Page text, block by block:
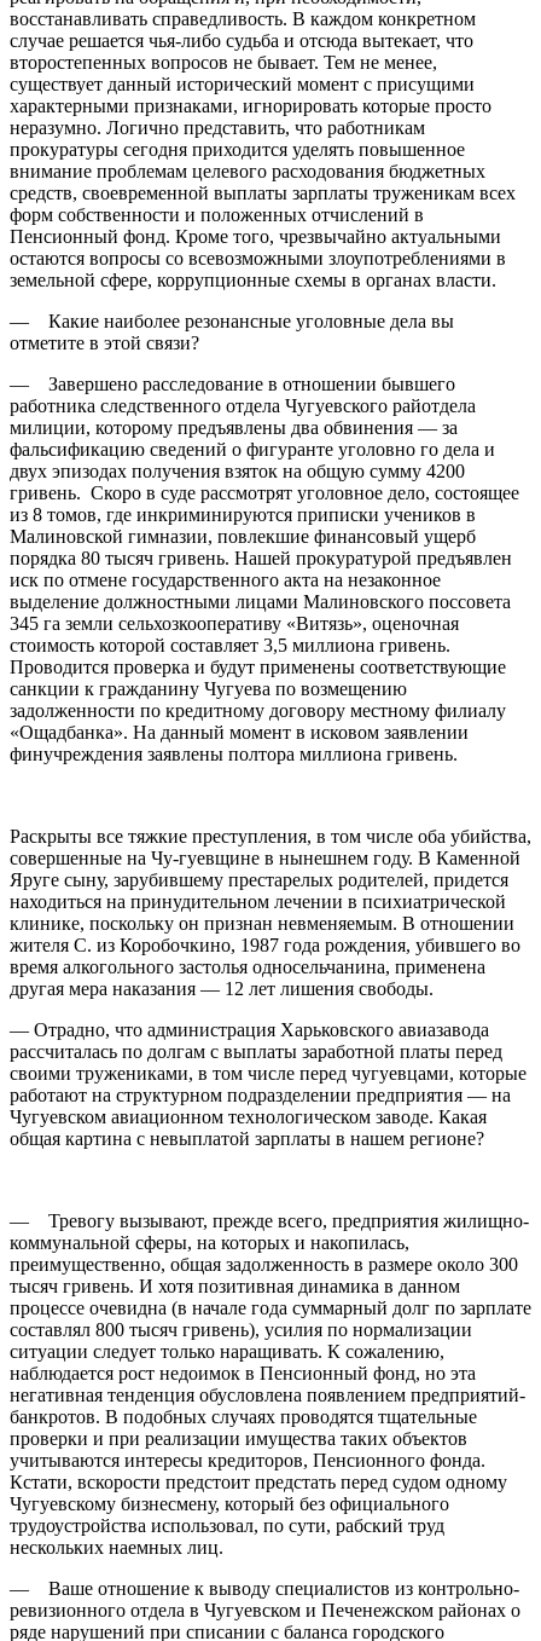
восстанавливать справедливость. В каждом конкретном
случае решается чья-либо судьба и отсюда вытекает, что
второстепенных вопросов не бывает. Тем не менее,
существует данный исторический момент с присущими
характерными признаками, игнорировать которые просто
неразумно. Логично представить, что работникам
прокуратуры сегодня приходится уделять повышенное
внимание проблемам целевого расходования бюджетных
средств, своевременной выплаты зарплаты труженикам всех
форм собственности и положенных отчислений в
Пенсионный фонд. Кроме того, чрезвычайно актуальными
остаются вопросы со всевозможными злоупотреблениями в
земельной сфере, коррупционные схемы в органах власти.
— Какие наиболее резонансные уголовные дела вы
отметите в этой связи?
— Завершено расследование в отношении бывшего
работника следственного отдела Чугуевского райотдела
милиции, которому предъявлены два обвинения — за
фальсификацию сведений о фигуранте уголовно го дела и
двух эпизодах получения взяток на общую сумму 4200
гривень. Скоро в суде рассмотрят уголовное дело, состоящее
из 8 томов, где инкриминируются приписки учеников в
Малиновской гимназии, повлекшие финансовый ущерб
порядка 80 тысяч гривень. Нашей прокуратурой предъявлен
иск по отмене государственного акта на незаконное
выделение должностными лицами Малиновского поссовета
345 га земли сельхозкооперативу «Витязь», оценочная
стоимость которой составляет 3,5 миллиона гривень.
Проводится проверка и будут применены соответствующие
санкции к гражданину Чугуева по возмещению
задолженности по кредитному договору местному филиалу
«Ощадбанка». На данный момент в исковом заявлении
финучреждения заявлены полтора миллиона гривень.
Раскрыты все тяжкие преступления, в том числе оба убийства,
совершенные на Чу-гуевщине в нынешнем году. В Каменной
Яруге сыну, зарубившему престарелых родителей, придется
находиться на принудительном лечении в психиатрической
клинике, поскольку он признан невменяемым. В отношении
жителя С. из Коробочкино, 1987 года рождения, убившего во
время алкогольного застолья односельчанина, применена
другая мера наказания — 12 лет лишения свободы.
— Отрадно, что администрация Харьковского авиазавода
рассчиталась по долгам с выплаты заработной платы перед
своими тружениками, в том числе перед чугуевцами, которые
работают на структурном подразделении предприятия — на
Чугуевском авиационном технологическом заводе. Какая
общая картина с невыплатой зарплаты в нашем регионе?
— Тревогу вызывают, прежде всего, предприятия жилищно-
коммунальной сферы, на которых и накопилась,
преимущественно, общая задолженность в размере около 300
тысяч гривень. И хотя позитивная динамика в данном
процессе очевидна (в начале года суммарный долг по зарплате
составлял 800 тысяч гривень), усилия по нормализации
ситуации следует только наращивать. К сожалению,
наблюдается рост недоимок в Пенсионный фонд, но эта
негативная тенденция обусловлена появлением предприятий-
банкротов. В подобных случаях проводятся тщательные
проверки и при реализации имущества таких объектов
учитываются интересы кредиторов, Пенсионного фонда.
Кстати, вскорости предстоит предстать перед судом одному
Чугуевскому бизнесмену, который без официального
трудоустройства использовал, по сути, рабский труд
нескольких наемных лиц.
— Ваше отношение к выводу специалистов из контрольно-
ревизионного отдела в Чугуевском и Печенежском районах о
ряде нарушений при списании с баланса городского